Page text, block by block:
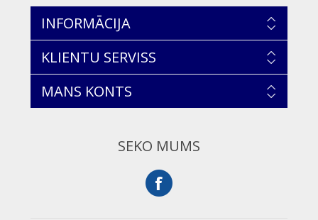
INFORMĀCIJA
KLIENTU SERVISS
MANS KONTS
SEKO MUMS